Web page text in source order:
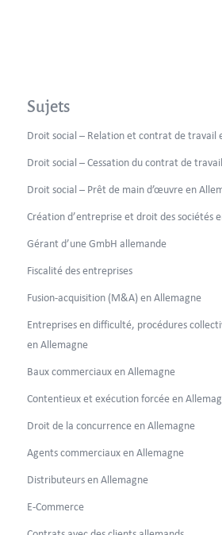
Sujets
Droit social – Relation et contrat de travail
Droit social – Cessation du contrat de
Droit social – Prêt de main d’œuvre en
Création d’entreprise et droit des sociétés
Gérant d’une GmbH allemande
Fiscalité des entreprises
Fusion-acquisition (M&A) en Allemagne
Entreprises en difficulté, procédures
en Allemagne
Baux commerciaux en Allemagne
Contentieux et exécution forcée en
Droit de la concurrence en Allemagne
Agents commerciaux en Allemagne
Distributeurs en Allemagne
E-Commerce